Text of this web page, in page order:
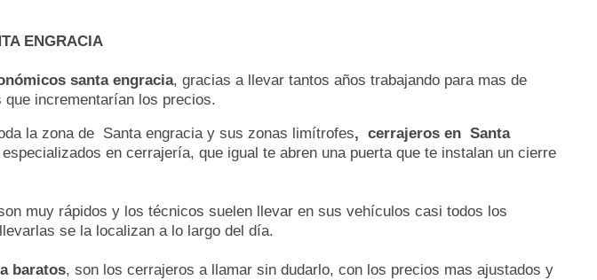
ENGRACIA
santa engracia, gracias a llevar tantos años trabajando para mas de
incrementarían los precios.
la zona de Santa engracia y sus zonas limítrofes, cerrajeros en Santa
en cerrajería, que igual te abren una puerta que te instalan un cierre
muy rápidos y los técnicos suelen llevar en sus vehículos casi todos los
se la localizan a lo largo del día.
baratos, son los cerrajeros a llamar sin dudarlo, con los precios mas ajustados y